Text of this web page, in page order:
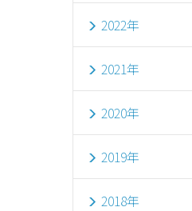
2022年
2021年
2020年
2019年
2018年